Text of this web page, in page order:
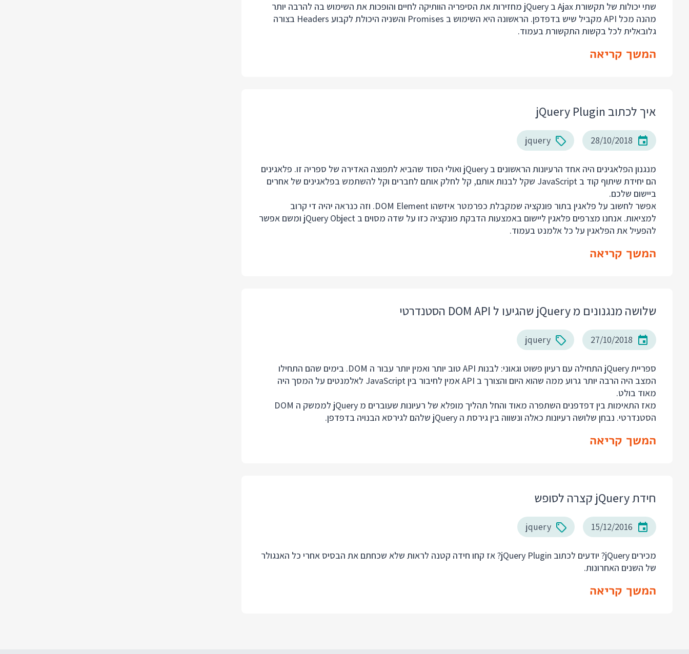
שתי יכולות של תקשורת Ajax ב jQuery מחזירות את הסיפריה הוותיקה לחיים והופכות את השימוש בה להרבה יותר
מהנה מכל API מקביל שיש בדפדפן. הראשונה היא השימוש ב Promises והשניה היכולת לקבוע Headers בצורה
גלובאלית לכל בקשות התקשורת בעמוד.
המשך קריאה
איך לכתוב jQuery Plugin
28/10/2018
jquery
מנגנון הפלאגינים היה אחד הרעיונות הראשונים ב jQuery ואולי הסוד שהביא לתפוצה האדירה של ספריה זו. פלאגינים
הם יחידת שיתוף קוד ב JavaScript שקל לבנות אותם, קל לחלק אותם לחברים וקל להשתמש בפלאגינים של אחרים
ביישום שלכם.
אפשר לחשוב על פלאגין בתור פונקציה שמקבלת כפרמטר איזשהו DOM Element. וזה כנראה יהיה די קרוב
למציאות. אנחנו מצרפים פלאגין ליישום באמצעות הדבקת פונקציה כזו על שדה מסוים ב jQuery Object ומשם אפשר
להפעיל את הפלאגין על כל אלמנט בעמוד.
המשך קריאה
שלושה מנגנונים מ jQuery שהגיעו ל DOM API הסטנדרטי
27/10/2018
jquery
ספריית jQuery התחילה עם רעיון פשוט וגאוני: לבנות API טוב יותר ואמין יותר עבור ה DOM. בימים שהם התחילו
המצב היה הרבה יותר גרוע ממה שהוא היום והצורך ב API אמין לחיבור בין JavaScript לאלמנטים על המסך היה
מאוד בולט.
מאז התאימות בין דפדפנים השתפרה מאוד והחל תהליך מופלא של רעיונות שעוברים מ jQuery לממשק ה DOM
הסטנדרטי. נבחן שלושה רעיונות כאלה ונשווה בין גירסת ה jQuery שלהם לגירסא הבנויה בדפדפן.
המשך קריאה
חידת jQuery קצרה לסופש
15/12/2016
jquery
מכירים jQuery? יודעים לכתוב jQuery Plugin? אז קחו חידה קטנה לראות שלא שכחתם את הבסיס אחרי כל האנגולר
של השנים האחרונות.
המשך קריאה